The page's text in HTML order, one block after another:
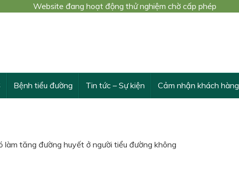
Website đang hoạt động thử nghiệm chờ cấp phép
Bệnh tiểu đường Tin tức – Sự kiện Cảm nhận khách hàng
làm tăng đường huyết ở người tiểu đường không